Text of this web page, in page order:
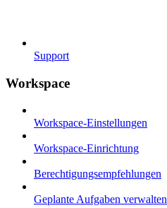
Support
Workspace
Workspace-Einstellungen
Workspace-Einrichtung
Berechtigungsempfehlungen
Geplante Aufgaben verwalten